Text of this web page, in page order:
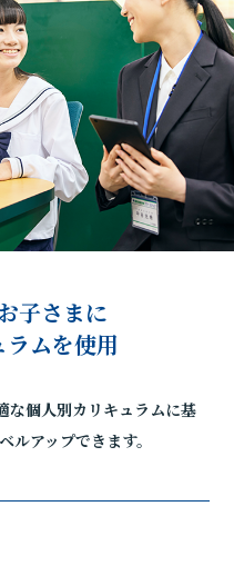
子さまに
ムを使用
な個人別カリキュラムに基
ルアップできます。